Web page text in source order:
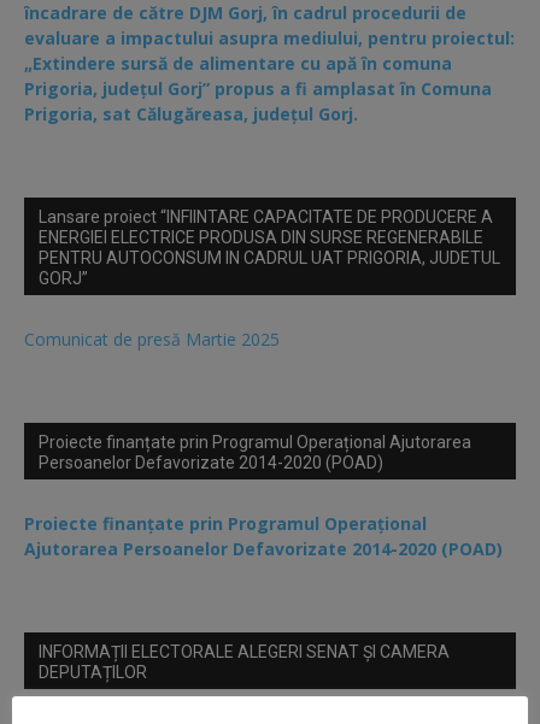
încadrare de către DJM Gorj, în cadrul procedurii de
evaluare a impactului asupra mediului, pentru proiectul:
„Extindere sursă de alimentare cu apă în comuna
Prigoria, județul Gorj” propus a fi amplasat în Comuna
Prigoria, sat Călugăreasa, județul Gorj.
Lansare proiect “INFIINTARE CAPACITATE DE PRODUCERE A
ENERGIEI ELECTRICE PRODUSA DIN SURSE REGENERABILE
PENTRU AUTOCONSUM IN CADRUL UAT PRIGORIA, JUDETUL
GORJ”
Comunicat de presă Martie 2025
Proiecte finanțate prin Programul Operațional Ajutorarea
Persoanelor Defavorizate 2014-2020 (POAD)
Proiecte finanțate prin Programul Operațional
Ajutorarea Persoanelor Defavorizate 2014-2020 (POAD)
INFORMAȚII ELECTORALE ALEGERI SENAT ȘI CAMERA
DEPUTAȚILOR